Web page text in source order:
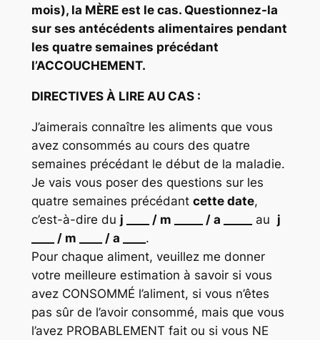
mois), la MÈRE est le cas. Questionnez-la
sur ses antécédents alimentaires pendant
les quatre semaines précédant
l’ACCOUCHEMENT.
DIRECTIVES À LIRE AU CAS :
J’aimerais connaître les aliments que vous
avez consommés au cours des quatre
semaines précédant le début de la maladie.
Je vais vous poser des questions sur les
quatre semaines précédant cette date,
c’est-à-dire du j ____ / m _____ / a _____ au j
____ / m ____ / a ____ .
Pour chaque aliment, veuillez me donner
votre meilleure estimation à savoir si vous
avez CONSOMMÉ l’aliment, si vous n’êtes
pas sûr de l’avoir consommé, mais que vous
l’avez PROBABLEMENT fait ou si vous NE